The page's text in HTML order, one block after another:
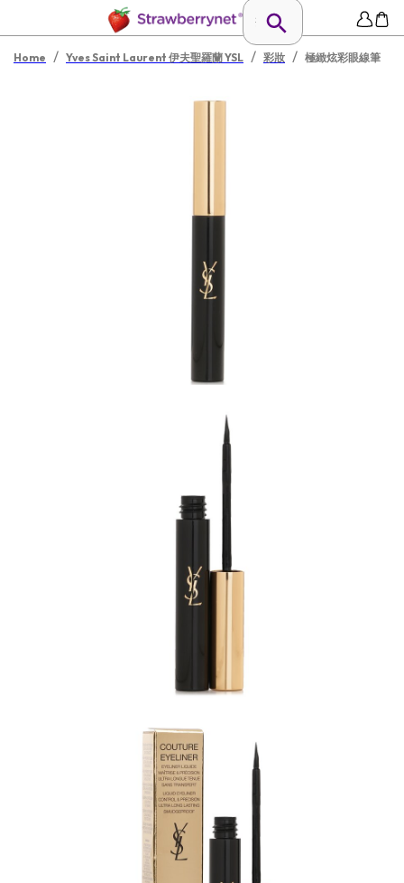
Home / Yves Saint Laurent 伊夫聖羅蘭 YSL / 彩妝 / 極緻炫彩眼線筆